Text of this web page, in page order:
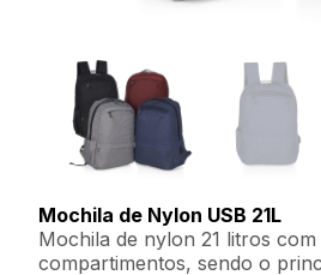
Mochila de Nylon USB 21L
Mochila de nylon 21 litros com
compartimentos, sendo o